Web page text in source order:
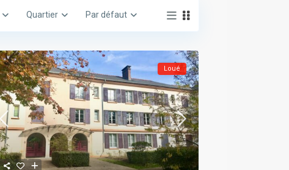
Quartier Par défaut
Loué